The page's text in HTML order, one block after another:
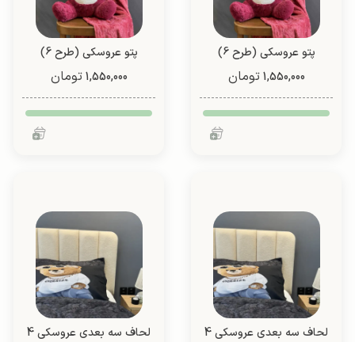
پتو عروسکی (طرح 6)
1,550,000 تومان
پتو عروسکی (طرح 6)
1,550,000 تومان
لحاف سه بعدی عروسکی 4
لحاف سه بعدی عروسکی 4